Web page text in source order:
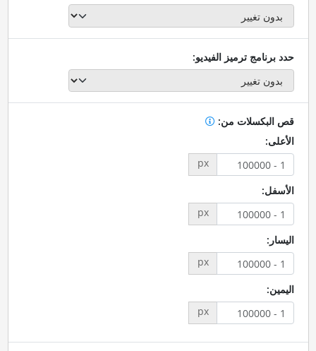
حدد برنامج ترميز الفيديو:
قص البكسلات من:
الأعلى:
px
الأسفل:
px
اليسار:
px
اليمين:
px